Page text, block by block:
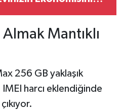
Mantıklı
256 GB yaklaşık
harcı eklendiğinde